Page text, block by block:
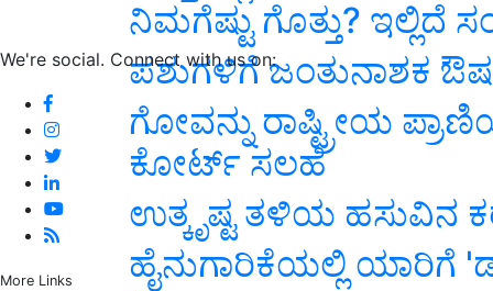
We're social. Connect with us on:
More Links
ನಿಮಗೆಷ್ಟು ಗೊತ್ತು? ಇಲ್ಲಿದೆ
ಪಶುಗಳಿಗೆ ಜಂತುನಾಶಕ
ಗೋವನ್ನು ರಾಷ್ಟ್ರೀಯ
ಕೋರ್ಟ್ ಸಲಹೆ
ಉತ್ಕೃಷ್ಟ ತಳಿಯ ಹಸುವಿನ
ಹೈನುಗಾರಿಕೆಯಲ್ಲಿ ಯಾರಿಗೆ